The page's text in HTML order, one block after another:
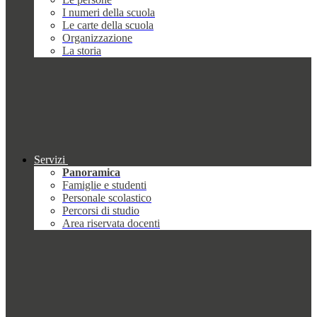
I numeri della scuola
Le carte della scuola
Organizzazione
La storia
Servizi
Panoramica
Famiglie e studenti
Personale scolastico
Percorsi di studio
Area riservata docenti